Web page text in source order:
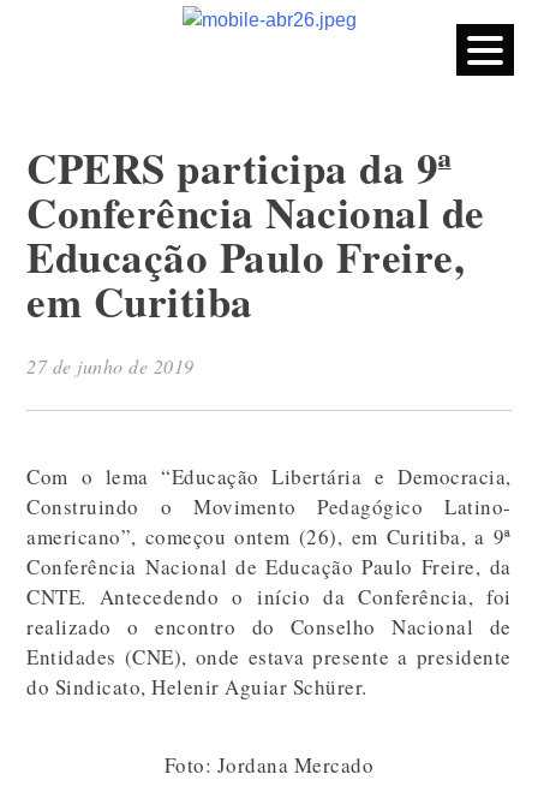
CPERS – Sindicato dos Professores e Funcionários de escola
CPERS participa da 9ª
Conferência Nacional de
Educação Paulo Freire,
em Curitiba
27 de junho de 2019
Com o lema “Educação Libertária e Democracia,
Construindo o Movimento Pedagógico Latino-
americano”, começou ontem (26), em Curitiba, a 9ª
Conferência Nacional de Educação Paulo Freire, da
CNTE. Antecedendo o início da Conferência, foi
realizado o encontro do Conselho Nacional de
Entidades (CNE), onde estava presente a presidente
do Sindicato, Helenir Aguiar Schürer.
Foto: Jordana Mercado